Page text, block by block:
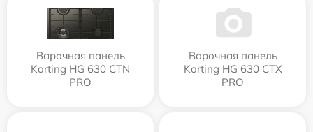
Варочная панель
Korting HG 630 CTN
PRO
Варочная панель
Korting HG 630 CTX
PRO